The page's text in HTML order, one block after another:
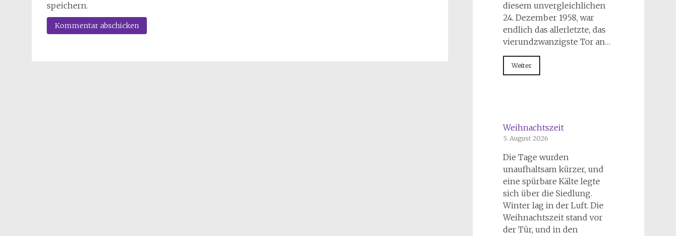
speichern.
diesem unvergleichlichen
24. Dezember 1958, war
endlich das allerletzte, das
vierundzwanzigste Tor an…
Weiter
Weihnachtszeit
5. August 2026
Die Tage wurden
unaufhaltsam kürzer, und
eine spürbare Kälte legte
sich über die Siedlung.
Winter lag in der Luft. Die
Weihnachtszeit stand vor
der Tür, und in den